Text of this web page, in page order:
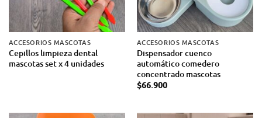
ACCESORIOS MASCOTAS
Cepillos limpieza dental
mascotas set x 4 unidades
ACCESORIOS MASCOTAS
Dispensador cuenco
automático comedero
concentrado mascotas
$66.900